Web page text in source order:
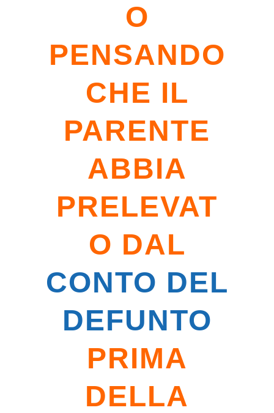
O
PENSANDO
CHE IL
PARENTE
ABBIA
PRELEVAT
O DAL
CONTO DEL
DEFUNTO
PRIMA
DELLA